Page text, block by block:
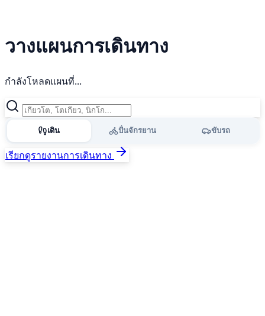
วางแผนการเดินทาง
กำลังโหลดแผนที่...
เดิน ปั่นจักรยาน ขับรถ
เรียกดูรายงานการเดินทาง